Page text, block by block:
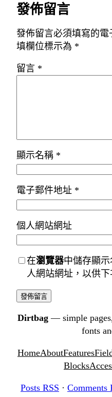
發佈留言
發佈留言必須填寫的電
填欄位標示為 *
留言 *
顯示名稱 *
電子郵件地址 *
個人網站網址
在瀏覽器中儲存顯
人網站網址，以供
Dirtbag — simple
fonts
HomeAboutFeatures
Blocks
Posts RSS · Comments